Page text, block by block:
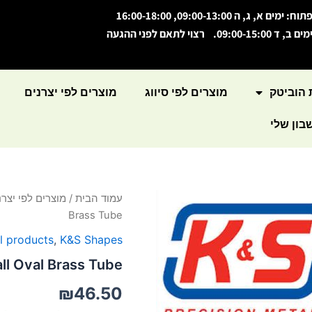
פתוח: ימים א, ג, ה 09:00-13:00, 16:00-18:00
ימים ב, ד 09:00-15:00. רצוי לתאם לפני ההגעה
הוביטק מוצרים לפי סיווג מוצרים לפי יצרנים
שלי
עמוד הבית / מוצרים לפי
Brass Tube
products, K&S Shapes
Oval Brass Tube
₪46.50
כמות
של
Oval
Tube